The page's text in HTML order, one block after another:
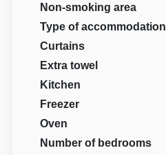
Non-smoking area
Type of accommodation
Curtains
Extra towel
Kitchen
Freezer
Oven
Number of bedrooms